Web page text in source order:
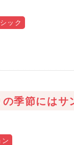
ック
季節にはサ